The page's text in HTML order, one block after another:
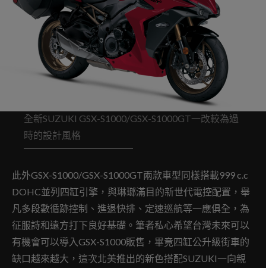
全新SUZUKI GSX-S1000/GSX-S1000GT一改較為過
時的設計風格
此外GSX-S1000/GSX-S1000GT兩款車型同樣搭載999 c.c
DOHC並列四缸引擎，與琳瑯滿目的新世代電控配置，舉
凡多段數循跡控制、進退快排、定速巡航等一應俱全，為
征服詩和遠方打下良好基礎。筆者私心希望台灣未來可以
有機會可以導入GSX-S1000販售，畢竟四缸公升級街車的
缺口越來越大，這次北美推出的新色搭配SUZUKI一向親